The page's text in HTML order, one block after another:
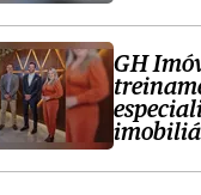
GH